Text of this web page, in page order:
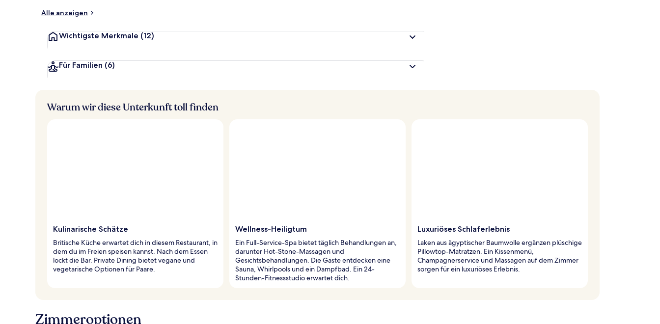
Alle anzeigen
Wichtigste Merkmale (12)
Für Familien (6)
Warum wir diese Unterkunft toll finden
Kulinarische Schätze
Britische Küche erwartet dich in diesem Restaurant, in
dem du im Freien speisen kannst. Nach dem Essen
lockt die Bar. Private Dining bietet vegane und
vegetarische Optionen für Paare.
Wellness-Heiligtum
Ein Full-Service-Spa bietet täglich Behandlungen an,
darunter Hot-Stone-Massagen und
Gesichtsbehandlungen. Die Gäste entdecken eine
Sauna, Whirlpools und ein Dampfbad. Ein 24-
Stunden-Fitnessstudio erwartet dich.
Luxuriöses Schlaferlebnis
Laken aus ägyptischer Baumwolle ergänzen plüschige
Pillowtop-Matratzen. Ein Kissenmenü,
Champagnerservice und Massagen auf dem Zimmer
sorgen für ein luxuriöses Erlebnis.
Zimmeroptionen